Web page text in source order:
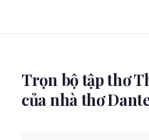
Trọn bộ tập thơ
của nhà thơ